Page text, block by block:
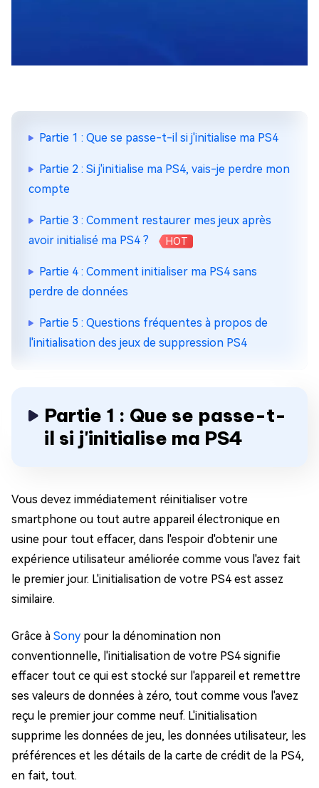
Partie 1 : Que se passe-t-il si j'initialise ma PS4
Partie 2 : Si j'initialise ma PS4, vais-je perdre mon
compte
Partie 3 : Comment restaurer mes jeux après
avoir initialisé ma PS4 ?
HOT
Partie 4 : Comment initialiser ma PS4 sans
perdre de données
Partie 5 : Questions fréquentes à propos de
l'initialisation des jeux de suppression PS4
Partie 1 : Que se passe-t-
il si j'initialise ma PS4
Vous devez immédiatement réinitialiser votre
smartphone ou tout autre appareil électronique en
usine pour tout effacer, dans l'espoir d'obtenir une
expérience utilisateur améliorée comme vous l'avez fait
le premier jour. L'initialisation de votre PS4 est assez
similaire.
Grâce à Sony pour la dénomination non
conventionnelle, l'initialisation de votre PS4 signifie
effacer tout ce qui est stocké sur l'appareil et remettre
ses valeurs de données à zéro, tout comme vous l'avez
reçu le premier jour comme neuf. L'initialisation
supprime les données de jeu, les données utilisateur, les
préférences et les détails de la carte de crédit de la PS4,
en fait, tout.